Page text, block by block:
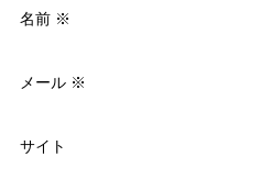
名前 ※
メール ※
サイト